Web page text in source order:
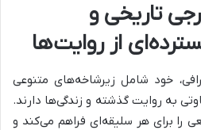
تاریخی و
از روایت‌ها
خود شامل زیرشاخه‌های متنوعی
به روایت گذشته و زندگی‌ها دارند.
را برای هر سلیقه‌ای فراهم می‌کند و